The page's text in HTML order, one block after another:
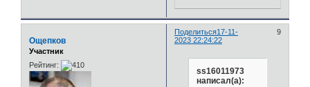
Поделиться 9
17-11-
2023 22:24:22
Ощепков
Участник
Рейтинг:
ss16011973
написал(а):